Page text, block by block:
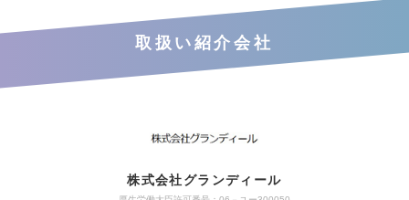
取扱い紹介会社
株式会社グランディール